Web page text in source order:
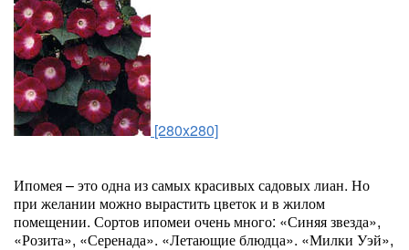
[280x280]
Ипомея – это одна из самых красивых садовых лиан. Но
при желании можно вырастить цветок и в жилом
помещении. Сортов ипомеи очень много: «Синяя звезда»,
«Розита», «Се­ренада». «Летающие блюдца». «Милки Уэй»,